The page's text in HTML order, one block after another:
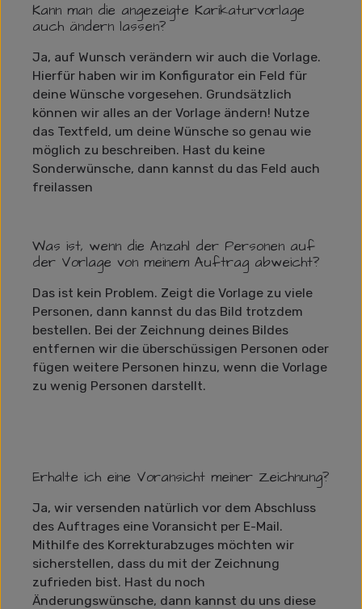
Kann man die angezeigte Karikaturvorlage
auch ändern lassen?
Ja, auf Wunsch verändern wir auch die Vorlage.
Hierfür haben wir im Konfigurator ein Feld für
deine Wünsche vorgesehen. Grundsätzlich
können wir alles an der Vorlage ändern! Nutze
das Textfeld, um deine Wünsche so genau wie
möglich zu beschreiben. Hast du keine
Sonderwünsche, dann kannst du das Feld auch
freilassen
Was ist, wenn die Anzahl der Personen auf
der Vorlage von meinem Auftrag abweicht?
Das ist kein Problem. Zeigt die Vorlage zu viele
Personen, dann kannst du das Bild trotzdem
bestellen. Bei der Zeichnung deines Bildes
entfernen wir die überschüssigen Personen oder
fügen weitere Personen hinzu, wenn die Vorlage
zu wenig Personen darstellt.
Erhalte ich eine Voransicht meiner Zeichnung?
Ja, wir versenden natürlich vor dem Abschluss
des Auftrages eine Voransicht per E-Mail.
Mithilfe des Korrekturabzuges möchten wir
sicherstellen, dass du mit der Zeichnung
zufrieden bist. Hast du noch
Änderungswünsche, dann kannst du uns diese